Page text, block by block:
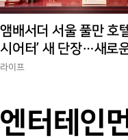
앰배서더 서울 풀만 호
시어터’ 새 단장…새로
험 선사
라이프
엔터테인